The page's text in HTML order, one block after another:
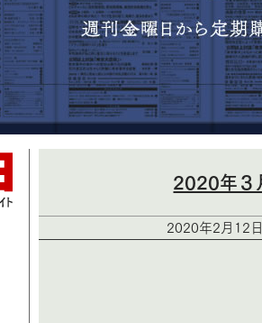
2020年３
2020年2月12